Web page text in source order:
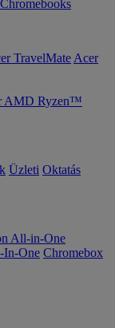
Chromebooks
TravelMate Acer
AMD Ryzen™
Üzleti Oktatás
All-in-One
In-One Chromebox